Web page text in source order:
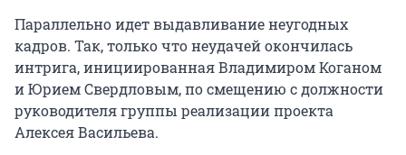
Параллельно идет выдавливание неугодных
кадров. Так, только что неудачей окончилась
интрига, инициированная Владимиром Коганом
и Юрием Свердловым, по смещению с должности
руководителя группы реализации проекта
Алексея Васильева.